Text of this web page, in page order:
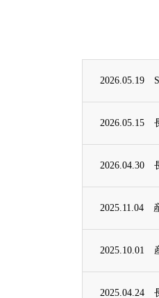
2026.05.19
2026.05.15
2026.04.30
2025.11.04
2025.10.01
2025.04.24